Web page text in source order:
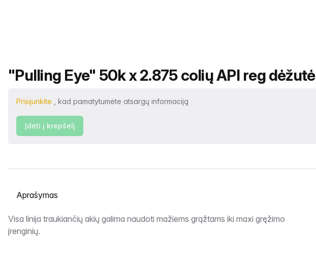
Produkto pavadinimas
"Pulling Eye" 50k x 2.875 colių API reg dėžutė
Prisijunkite , kad pamatytumėte atsargų informaciją
Įdėti į krepšelį
Pasirinkite skirtuką
Aprašymas
Visa linija traukiančių akių galima naudoti mažiems grąžtams iki maxi gręžimo
įrenginių.